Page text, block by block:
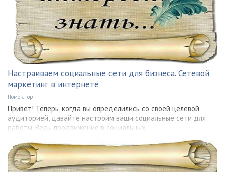
Настраиваем социальные сети для бизнеса. Сетевой
маркетинг в интернете
Помогатор
Привет! Теперь, когда вы определились со своей целевой
аудиторией, давайте настроим ваши социальные сети для
работы. Ведь продвижение в социальных